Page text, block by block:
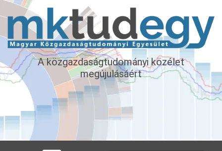
A közgazdaságtudományi közélet
megújulásáért